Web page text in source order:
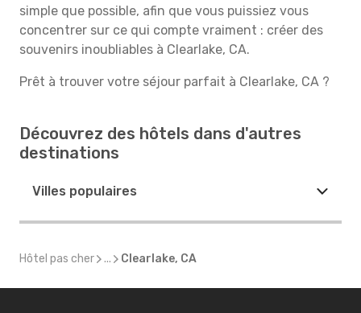
simple que possible, afin que vous puissiez vous
concentrer sur ce qui compte vraiment : créer des
souvenirs inoubliables à Clearlake, CA.
Prêt à trouver votre séjour parfait à Clearlake, CA ?
Découvrez des hôtels dans d'autres
destinations
Villes populaires
Hôtel pas cher ... Clearlake, CA